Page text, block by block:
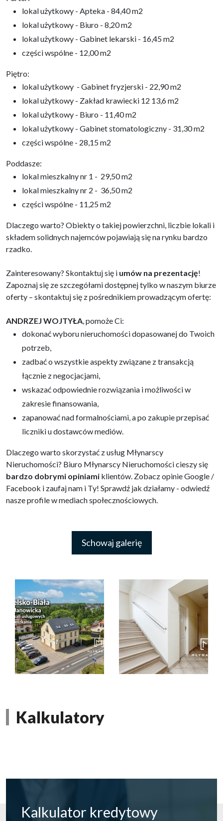
lokal użytkowy - Apteka - 84,40 m2
lokal użytkowy - Biuro - 8,20 m2
lokal użytkowy - Gabinet lekarski - 16,45 m2
części wspólne - 12,00 m2
Piętro:
lokal użytkowy - Gabinet fryzjerski - 22,90 m2
lokal użytkowy - Zakład krawiecki 12 13,6 m2
lokal użytkowy - Biuro - 11,40 m2
lokal użytkowy - Gabinet stomatologiczny - 31,30 m2
części wspólne - 28,15 m2
Poddasze:
lokal mieszkalny nr 1 - 29,50 m2
lokal mieszkalny nr 2 - 36,50 m2
części wspólne - 11,25 m2
Dlaczego warto? Obiekty o takiej powierzchni, liczbie lokali i
składem solidnych najemców pojawiają się na rynku bardzo
rzadko.
Zainteresowany? Skontaktuj się i umów na prezentację!
Zapoznaj się ze szczegółami dostępnej tylko w naszym biurze
oferty – skontaktuj się z pośrednikiem prowadzącym ofertę:
ANDRZEJ WOJTYŁA , pomoże Ci:
dokonać wyboru nieruchomości dopasowanej do Twoich
potrzeb,
zadbać o wszystkie aspekty związane z transakcją
łącznie z negocjacjami,
wskazać odpowiednie rozwiązania i możliwości w
zakresie finansowania,
zapanować nad formalnościami, a po zakupie przepisać
liczniki u dostawców mediów.
Dlaczego warto skorzystać z usług Młynarscy
Nieruchomości? Biuro Młynarscy Nieruchomości cieszy się
bardzo dobrymi opiniami klientów. Zobacz opinie Google /
Facebook i zaufaj nam i Ty! Sprawdź jak działamy - odwiedź
nasze profile w mediach społecznościowych.
Schowaj galerię
Kalkulatory
Kalkulator kredytowy